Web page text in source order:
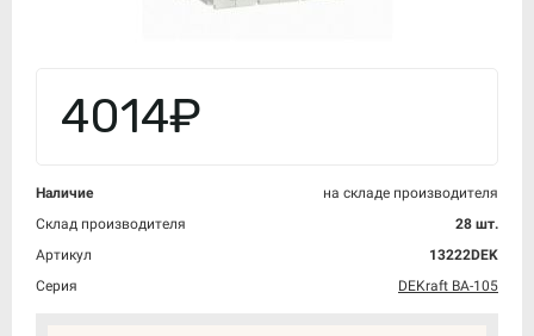
4014₽
Наличие
на складе производителя
Склад производителя
28 шт.
Артикул
13222DEK
Серия
DEKraft ВА-105